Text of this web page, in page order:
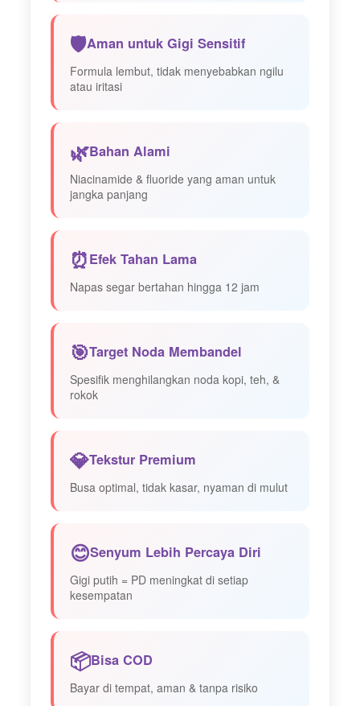
🛡️Aman untuk Gigi Sensitif
Formula lembut, tidak menyebabkan ngilu
atau iritasi
🌿Bahan Alami
Niacinamide & fluoride yang aman untuk
jangka panjang
⏰Efek Tahan Lama
Napas segar bertahan hingga 12 jam
🎯Target Noda Membandel
Spesifik menghilangkan noda kopi, teh, &
rokok
💎Tekstur Premium
Busa optimal, tidak kasar, nyaman di mulut
😊Senyum Lebih Percaya Diri
Gigi putih = PD meningkat di setiap
kesempatan
📦Bisa COD
Bayar di tempat, aman & tanpa risiko